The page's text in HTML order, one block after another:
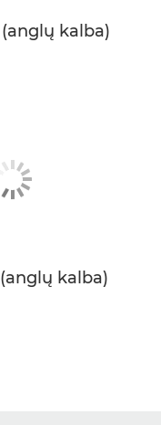
(anglų kalba)
kalba)